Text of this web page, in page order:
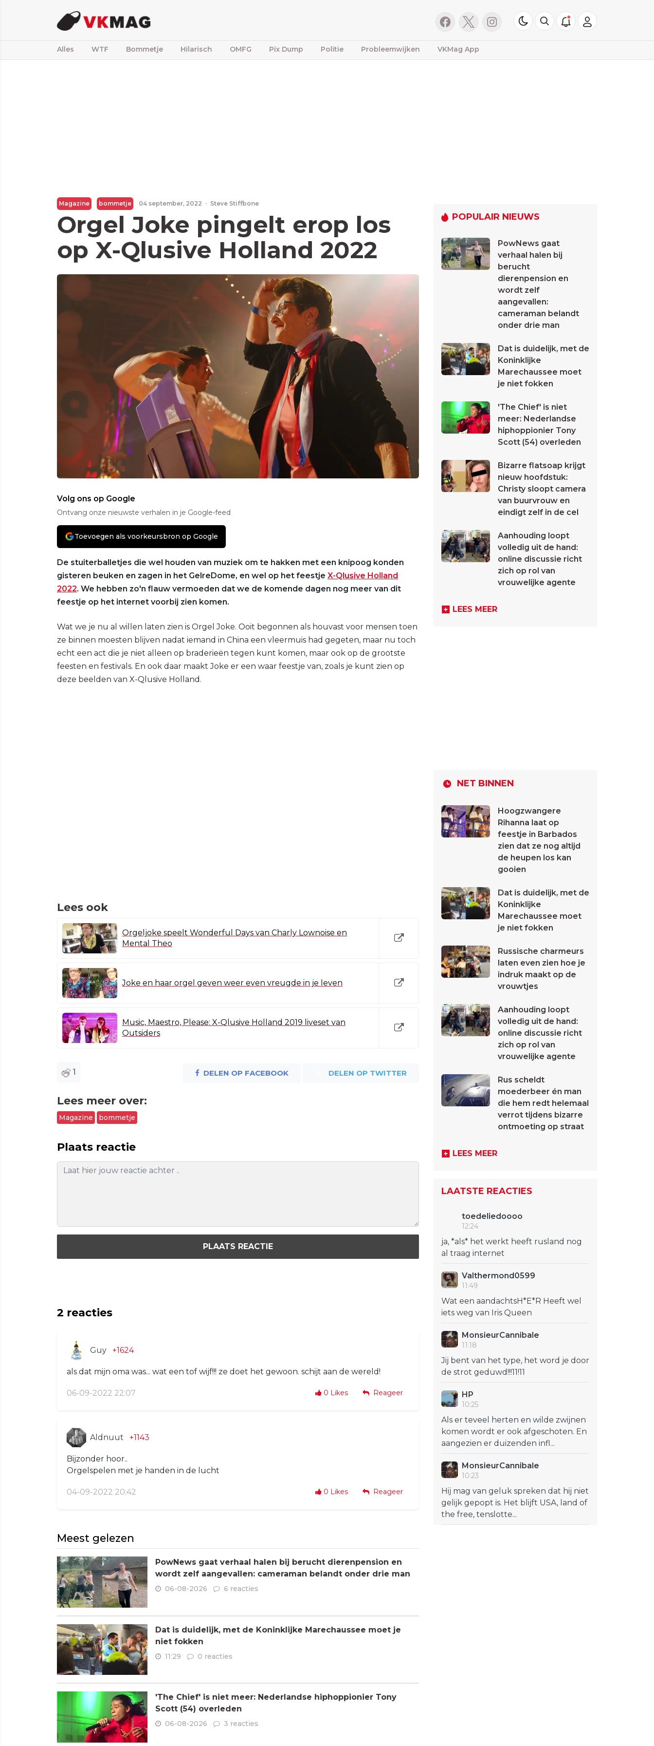
Alles WTF Bommetje Hilarisch OMFG Pix Dump Politie Probleemwijken VKMag App
Magazine bommetje 04 september, 2022 · Steve Stiffbone
Orgel Joke pingelt erop los
op X-Qlusive Holland 2022
Volg ons op Google
Ontvang onze nieuwste verhalen in je Google-feed
Toevoegen als voorkeursbron op Google
De stuiterballetjes die wel houden van muziek om te hakken met een knipoog konden
gisteren beuken en zagen in het GelreDome, en wel op het feestje X-Qlusive Holland
2022. We hebben zo'n flauw vermoeden dat we de komende dagen nog meer van dit
feestje op het internet voorbij zien komen.
Wat we je nu al willen laten zien is Orgel Joke. Ooit begonnen als houvast voor mensen toen
ze binnen moesten blijven nadat iemand in China een vleermuis had gegeten, maar nu toch
echt een act die je niet alleen op braderieën tegen kunt komen, maar ook op de grootste
feesten en festivals. En ook daar maakt Joke er een waar feestje van, zoals je kunt zien op
deze beelden van X-Qlusive Holland.
Lees ook
Orgeljoke speelt Wonderful Days van Charly Lownoise en
Mental Theo
Joke en haar orgel geven weer even vreugde in je leven
Music, Maestro, Please: X-Qlusive Holland 2019 liveset van
Outsiders
1 DELEN OP FACEBOOK DELEN OP TWITTER
Lees meer over:
Magazine bommetje
Plaats reactie
PLAATS REACTIE
2 reacties
Guy +1624
als dat mijn oma was... wat een tof wijf!!! ze doet het gewoon. schijt aan de wereld!
06-09-2022 22:07 0 Likes Reageer
Aldnuut +1143
Bijzonder hoor..
Orgelspelen met je handen in de lucht
04-09-2022 20:42 0 Likes Reageer
Meest gelezen
PowNews gaat verhaal halen bij berucht dierenpension en
wordt zelf aangevallen: cameraman belandt onder drie man
06-08-2026 6 reacties
Dat is duidelijk, met de Koninklijke Marechaussee moet je
niet fokken
11:29 0 reacties
'The Chief' is niet meer: Nederlandse hiphoppionier Tony
Scott (54) overleden
06-08-2026 3 reacties
POPULAIR NIEUWS
PowNews gaat
verhaal halen bij
berucht
dierenpension en
wordt zelf
aangevallen:
cameraman belandt
onder drie man
Dat is duidelijk, met de
Koninklijke
Marechaussee moet
je niet fokken
'The Chief' is niet
meer: Nederlandse
hiphoppionier Tony
Scott (54) overleden
Bizarre flatsoap krijgt
nieuw hoofdstuk:
Christy sloopt camera
van buurvrouw en
eindigt zelf in de cel
Aanhouding loopt
volledig uit de hand:
online discussie richt
zich op rol van
vrouwelijke agente
LEES MEER
NET BINNEN
Hoogzwangere
Rihanna laat op
feestje in Barbados
zien dat ze nog altijd
de heupen los kan
gooien
Dat is duidelijk, met de
Koninklijke
Marechaussee moet
je niet fokken
Russische charmeurs
laten even zien hoe je
indruk maakt op de
vrouwtjes
Aanhouding loopt
volledig uit de hand:
online discussie richt
zich op rol van
vrouwelijke agente
Rus scheldt
moederbeer én man
die hem redt helemaal
verrot tijdens bizarre
ontmoeting op straat
LEES MEER
LAATSTE REACTIES
toedeliedoooo
12:24
ja, *als* het werkt heeft rusland nog
al traag internet
Valthermond0599
11:49
Wat een aandachtsH*E*R Heeft wel
iets weg van Iris Queen
MonsieurCannibale
11:18
Jij bent van het type, het word je door
de strot geduwd!!!11!11
HP
10:25
Als er teveel herten en wilde zwijnen
komen wordt er ook afgeschoten. En
aangezien er duizenden infl...
MonsieurCannibale
10:23
Hij mag van geluk spreken dat hij niet
gelijk gepopt is. Het blijft USA, land of
the free, tenslotte...